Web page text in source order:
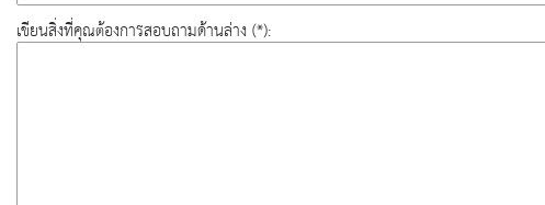
เขียนสิ่งที่คุณต้องการสอบถามด้านล่าง (*):